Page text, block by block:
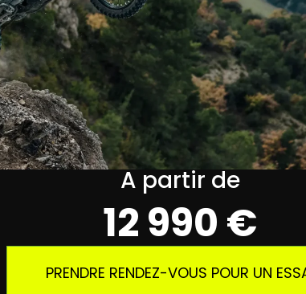
A partir de
12 990 €
PRENDRE RENDEZ-VOUS POUR UN